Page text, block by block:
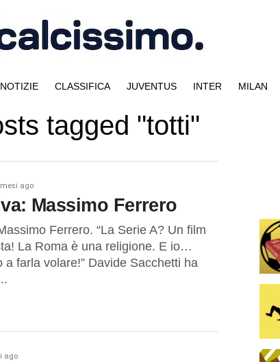
CLASSIFICA JUVENTUS INTER MILAN
tagged "totti"
ago
Massimo Ferrero
Ferrero. “La Serie A? Un film
La Roma è una religione. E io…
a farla volare!” Davide Sacchetti ha
ago